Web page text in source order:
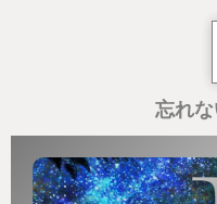
どのフィールドも楽し
洞窟の探索が特にお気
に表示されない。だか
際ワクワクした。
更にこれらのフィー
忘れ